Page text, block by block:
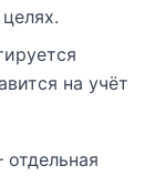
на учёт